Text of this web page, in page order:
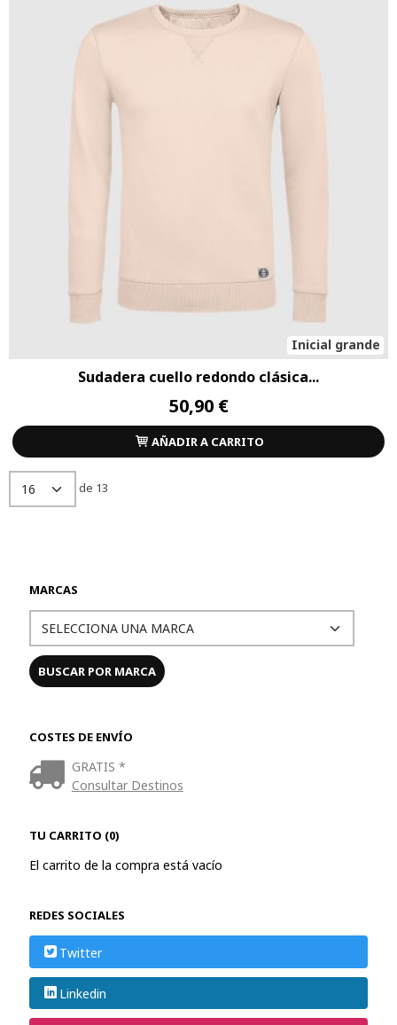
MARCAS
COSTES DE ENVÍO
GRATIS *
Consultar Destinos
TU CARRITO (0)
El carrito de la compra está vacío
REDES SOCIALES
Twitter
Linkedin
Inicial grande
Sudadera cuello redondo clásica...
50,90 €
AÑADIR A CARRITO
de 13